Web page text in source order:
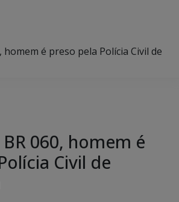
homem é preso pela Polícia Civil de
060, homem é
Civil de